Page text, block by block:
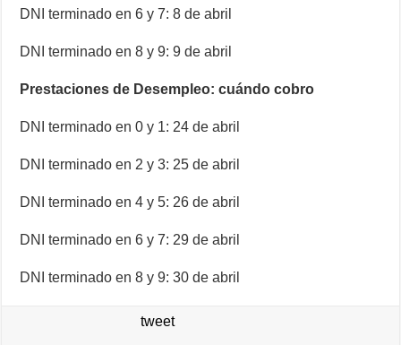
DNI terminado en 6 y 7: 8 de abril
DNI terminado en 8 y 9: 9 de abril
Prestaciones de Desempleo: cuándo cobro
DNI terminado en 0 y 1: 24 de abril
DNI terminado en 2 y 3: 25 de abril
DNI terminado en 4 y 5: 26 de abril
DNI terminado en 6 y 7: 29 de abril
DNI terminado en 8 y 9: 30 de abril
tweet